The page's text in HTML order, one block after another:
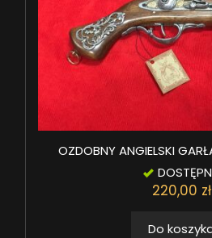
OZDOBNY ANGIELSKI
220,00 zł
Do